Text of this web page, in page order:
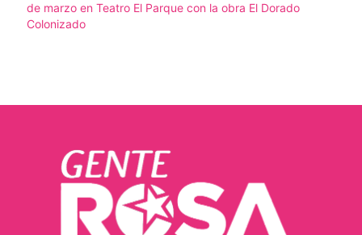
de marzo en Teatro El Parque con la obra El Dorado
Colonizado